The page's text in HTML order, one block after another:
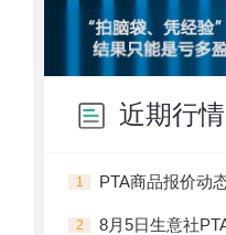
近期行情
1
2